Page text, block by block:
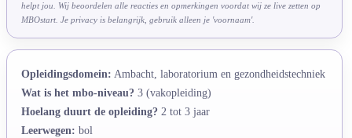
helpt jou. Wij beoordelen alle reacties en opmerkingen voordat wij ze live zetten op
MBOstart. Je privacy is belangrijk, gebruik alleen je 'voornaam'.
Opleidingsdomein: Ambacht, laboratorium en gezondheidstechniek
Wat is het mbo-niveau? 3 (vakopleiding)
Hoelang duurt de opleiding? 2 tot 3 jaar
Leerwegen: bol